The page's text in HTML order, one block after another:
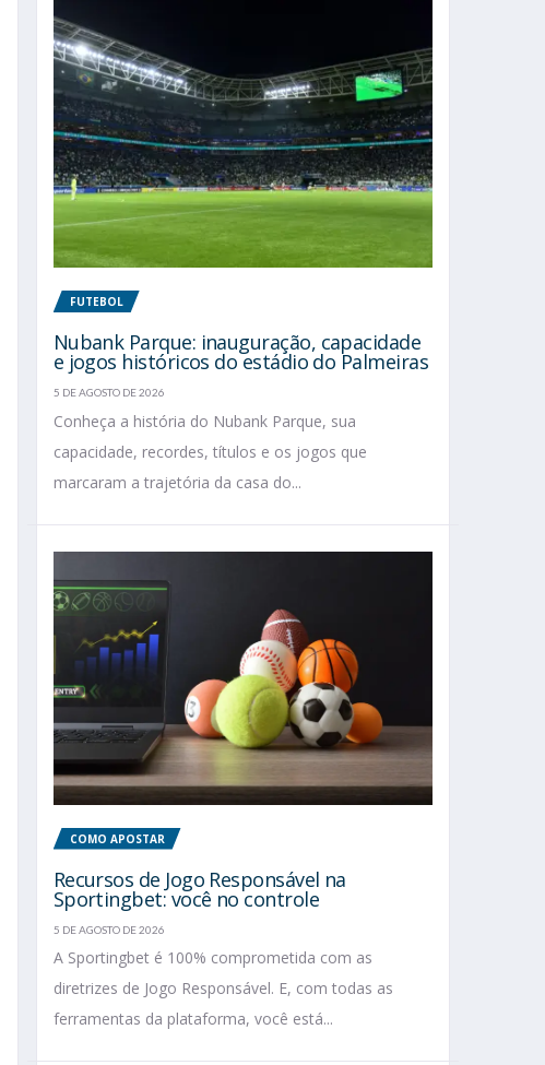
FUTEBOL
Nubank Parque: inauguração, capacidade
e jogos históricos do estádio do Palmeiras
5 DE AGOSTO DE 2026
Conheça a história do Nubank Parque, sua
capacidade, recordes, títulos e os jogos que
marcaram a trajetória da casa do...
COMO APOSTAR
Recursos de Jogo Responsável na
Sportingbet: você no controle
5 DE AGOSTO DE 2026
A Sportingbet é 100% comprometida com as
diretrizes de Jogo Responsável. E, com todas as
ferramentas da plataforma, você está...